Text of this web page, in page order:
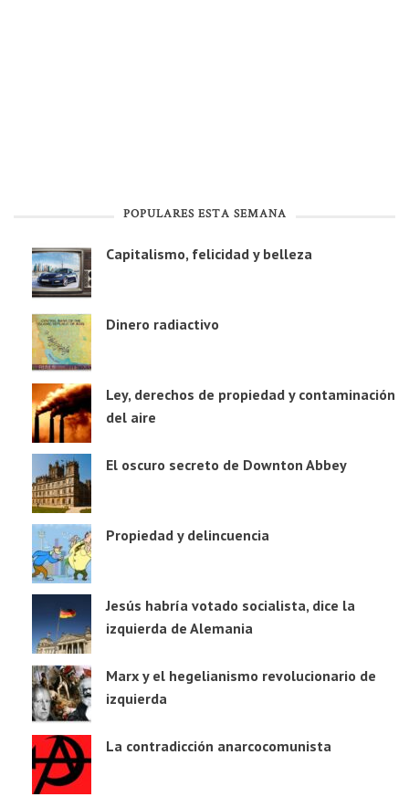
POPULARES ESTA SEMANA
Capitalismo, felicidad y belleza
Dinero radiactivo
Ley, derechos de propiedad y contaminación
del aire
El oscuro secreto de Downton Abbey
Propiedad y delincuencia
Jesús habría votado socialista, dice la
izquierda de Alemania
Marx y el hegelianismo revolucionario de
izquierda
La contradicción anarcocomunista